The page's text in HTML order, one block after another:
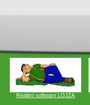
Realitní software LOJZA